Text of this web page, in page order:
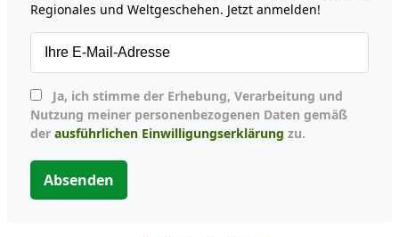
Regionales und Weltgeschehen. Jetzt anmelden!
Nutzung meiner personenbezogenen Daten gemäß
der ausführlichen Einwilligungserklärung zu.
Absenden